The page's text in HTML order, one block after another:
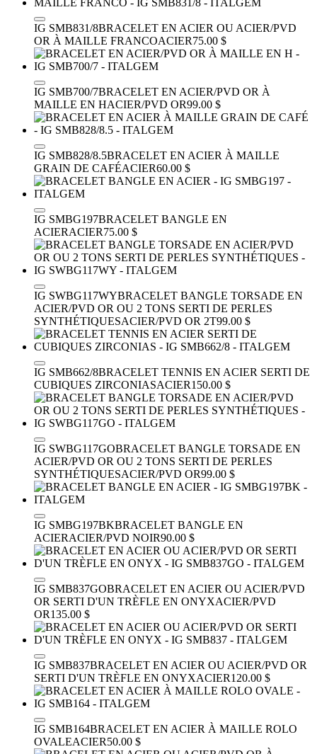
IG SMB831/8BRACELET EN ACIER OU ACIER/PVD
OR À MAILLE FRANCOACIER75.00 $
IG SMB700/7BRACELET EN ACIER/PVD OR À
MAILLE EN HACIER/PVD OR99.00 $
IG SMB828/8.5BRACELET EN ACIER À MAILLE
GRAIN DE CAFÉACIER60.00 $
IG SMBG197BRACELET BANGLE EN
ACIERACIER75.00 $
IG SWBG117WYBRACELET BANGLE TORSADE EN
ACIER/PVD OR OU 2 TONS SERTI DE PERLES
SYNTHÉTIQUESACIER/PVD OR 2T99.00 $
IG SMB662/8BRACELET TENNIS EN ACIER SERTI DE
CUBIQUES ZIRCONIASACIER150.00 $
IG SWBG117GOBRACELET BANGLE TORSADE EN
ACIER/PVD OR OU 2 TONS SERTI DE PERLES
SYNTHÉTIQUESACIER/PVD OR99.00 $
IG SMBG197BKBRACELET BANGLE EN
ACIERACIER/PVD NOIR90.00 $
IG SMB837GOBRACELET EN ACIER OU ACIER/PVD
OR SERTI D'UN TRÈFLE EN ONYXACIER/PVD
OR135.00 $
IG SMB837BRACELET EN ACIER OU ACIER/PVD OR
SERTI D'UN TRÈFLE EN ONYXACIER120.00 $
IG SMB164BRACELET EN ACIER À MAILLE ROLO
OVALEACIER50.00 $